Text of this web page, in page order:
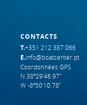
CONTACTS
T.+351 212 387 066
E.info@boatcenter.pt
Coordonnées GPS
N 38º29’46.97"
W -8º50’10.78”